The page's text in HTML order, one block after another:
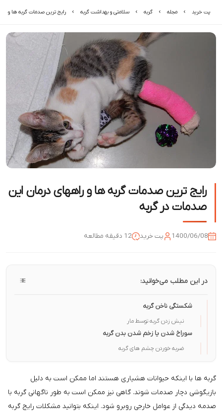
پت خرید مجله گربه سلامتی و بهداشت گربه رایج ترین صدمات گربه ها و
رایج ترین صدمات گربه ها و راههای درمان این
صدمات در گربه
1400/06/08 پت خرید 12 دقیقه مطالعه
در این مطلب می‌خوانید:
شکستگی ناخن گربه
نیش زدن گربه توسط مار
سوراخ شدن یا زخم شدن بدن گربه
ضربه خوردن چشم های گربه
گربه ها با اینکه حیوانات هشیاری هستند اما ممکن است به دلیل
بازیگوشی دچار صدمات شوند. گاهی نیز ممکن است به طور ناگهانی گربه با
صدمه دیدگی از عوامل خارجی روبرو شود. اینکه بتوانید مشکلات رایج گربه